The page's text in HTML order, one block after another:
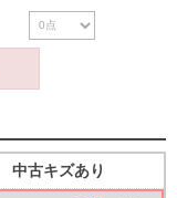
中古キズあり